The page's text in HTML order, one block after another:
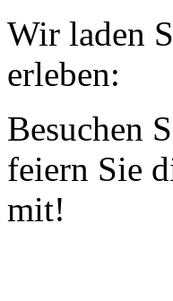
Wir laden
erleben:
Besuchen
feiern Sie
mit!